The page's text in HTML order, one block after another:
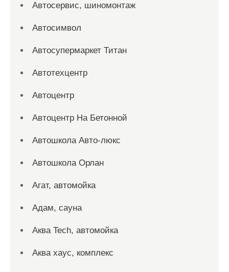
Автосервис, шиномонтаж
Автосимвол
Автосупермаркет Титан
Автотехцентр
Автоцентр
Автоцентр На Бетонной
Автошкола Авто-люкс
Автошкола Орлан
Агат, автомойка
Адам, сауна
Аква Tech, автомойка
Аква хаус, комплекс